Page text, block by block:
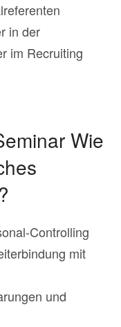
in der
im Recruiting
Wie
Controlling
mit
und